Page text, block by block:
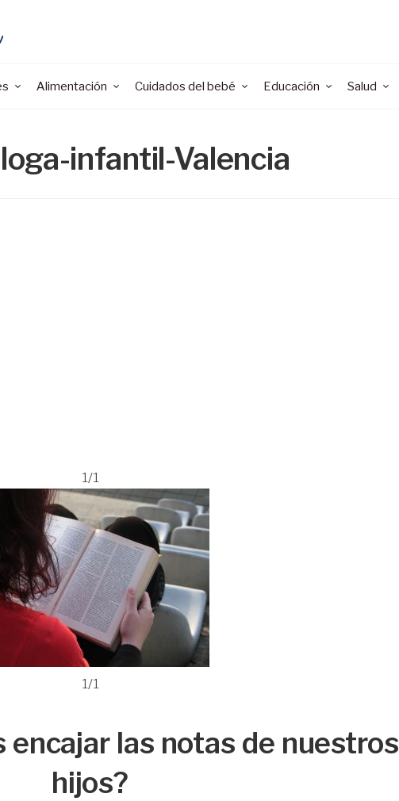
Alimentación Cuidados del bebé Educación Salud
infantil-Valencia
1/1
1/1
encajar las notas de nuestros
hijos?